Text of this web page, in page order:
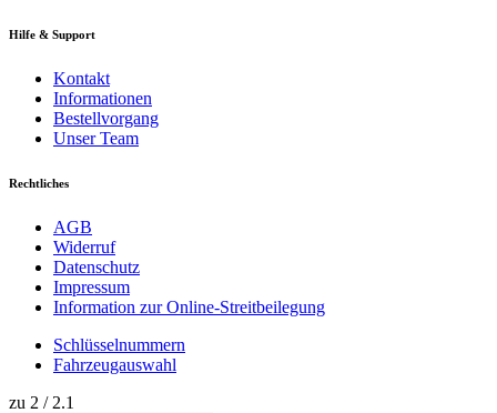
Hilfe & Support
Kontakt
Informationen
Bestellvorgang
Unser Team
Rechtliches
AGB
Widerruf
Datenschutz
Impressum
Information zur Online-Streitbeilegung
Schlüsselnummern
Fahrzeugauswahl
zu 2 / 2.1